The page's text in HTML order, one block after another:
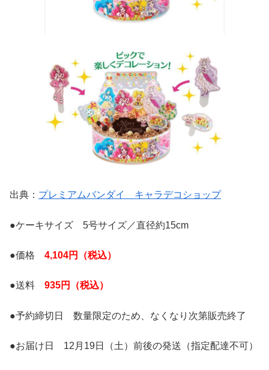
出典： プレミアムバンダイ キャラデコショップ
●ケーキサイズ 5号サイズ／直径約15cm
●価格 4,104円（税込）
●送料 935円（税込）
●予約締切日 数量限定のため、なくなり次第販売終了
●お届け日 12月19日（土）前後の発送（指定配達不可）